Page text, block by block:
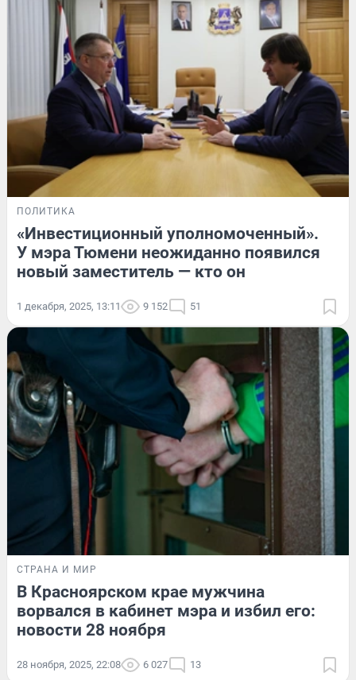
ПОЛИТИКА
«Инвестиционный уполномоченный».
У мэра Тюмени неожиданно появился
новый заместитель — кто он
1 декабря, 2025, 13:11 9 152 51
СТРАНА И МИР
В Красноярском крае мужчина
ворвался в кабинет мэра и избил его:
новости 28 ноября
28 ноября, 2025, 22:08 6 027 13